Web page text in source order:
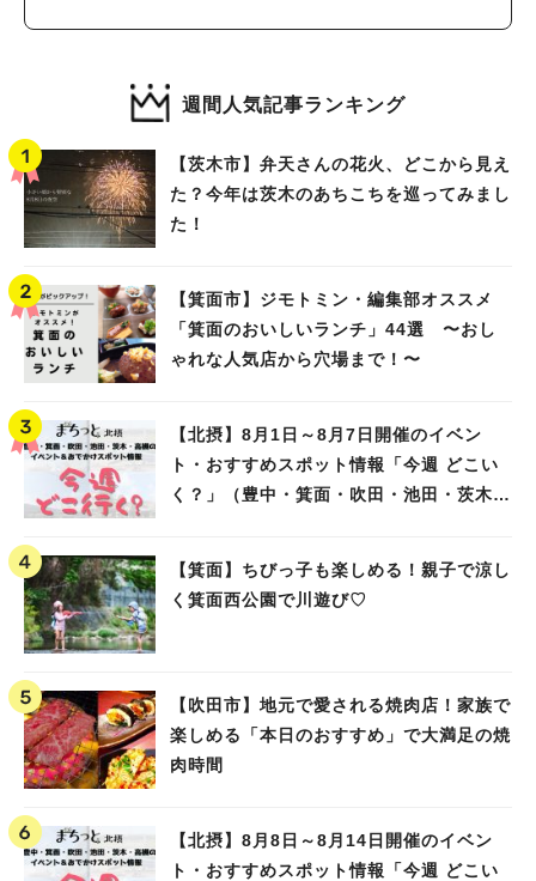
週間人気記事ランキング
【茨木市】弁天さんの花火、どこから見え
た？今年は茨木のあちこちを巡ってみまし
た！
【箕面市】ジモトミン・編集部オススメ
「箕面のおいしいランチ」44選 〜おし
ゃれな人気店から穴場まで！〜
【北摂】8月1日～8月7日開催のイベン
ト・おすすめスポット情報「今週 どこい
く？」（豊中・箕面・吹田・池田・茨木・
【箕面】ちびっ子も楽しめる！親子で涼し
く箕面西公園で川遊び♡
【吹田市】地元で愛される焼肉店！家族で
楽しめる「本日のおすすめ」で大満足の焼
肉時間
【北摂】8月8日～8月14日開催のイベン
ト・おすすめスポット情報「今週 どこい